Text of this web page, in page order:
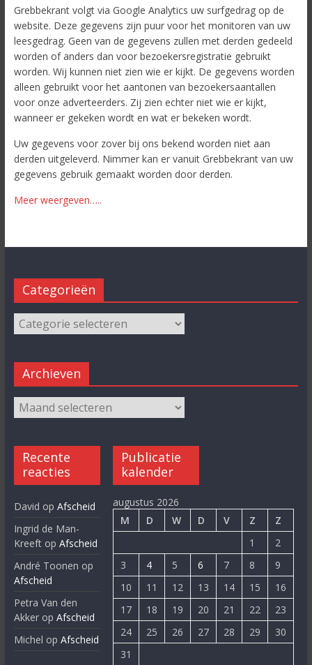
Grebbekrant volgt via Google Analytics uw surfgedrag op de
website. Deze gegevens zijn puur voor het monitoren van uw
leesgedrag. Geen van de gegevens zullen met derden gedeeld
worden of anders dan voor bezoekersregistratie gebruikt
worden. Wij kunnen niet zien wie er kijkt. De gegevens worden
alleen gebruikt voor het aantonen van bezoekersaantallen
voor onze adverteerders. Zij zien echter niet wie er kijkt,
wanneer er gekeken wordt en wat er bekeken wordt.
Uw gegevens voor zover bij ons bekend worden niet aan
derden uitgeleverd. Nimmer kan er vanuit Grebbekrant van uw
gegevens gebruik gemaakt worden door derden.
Meer weergeven…..
Categorieën
Archieven
Recente
reacties
David op Afscheid
Ingrid de Man-
Kreeftop Afscheid
André Toonen op
Afscheid
Petra Van den
Akkerop Afscheid
Michel op Afscheid
Publicatie
kalender
augustus 2026
M
D W D V Z
Z
1
2
3
4 5 6 7 8
9
10
11 12 13 14 15
16
17
18 19 20 21 22
23
24
25 26 27 28 29
30
31